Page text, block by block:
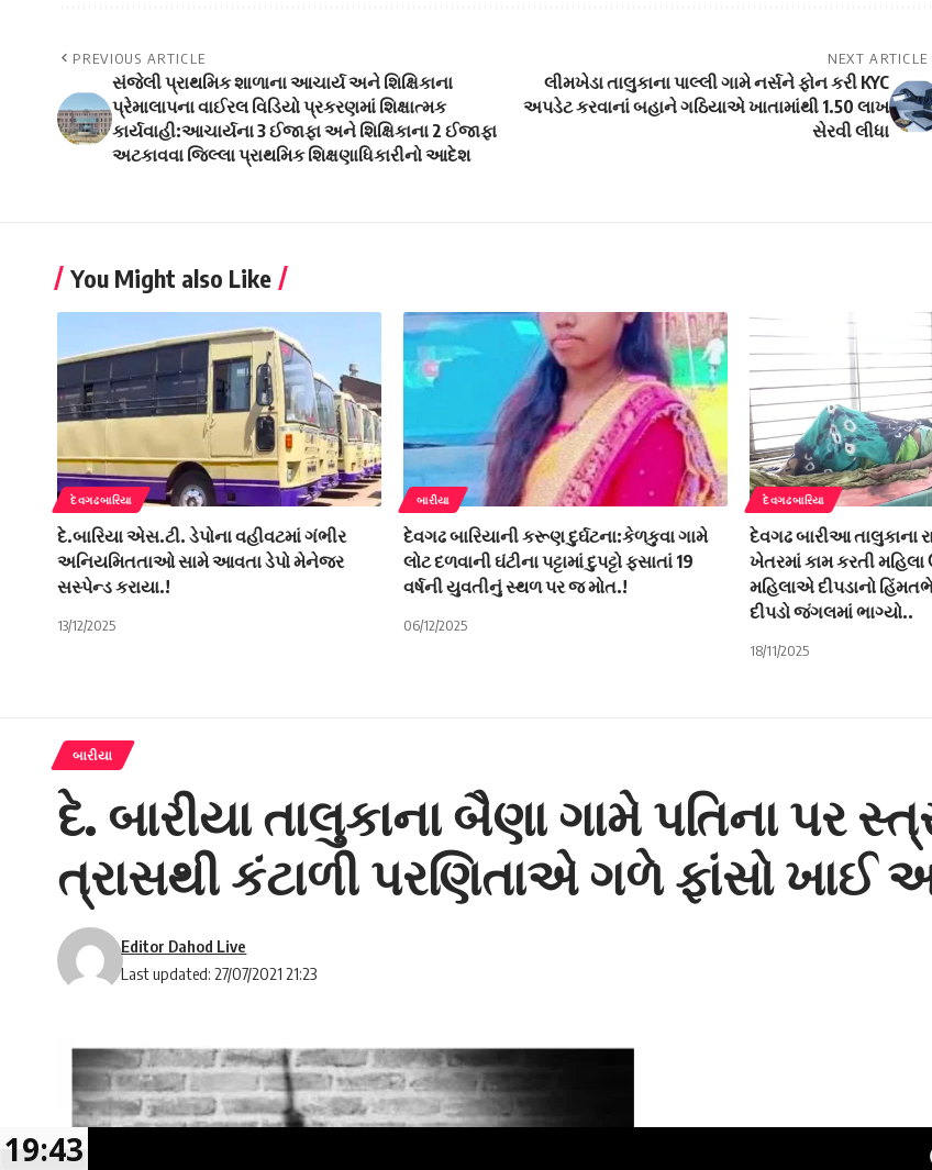
PREVIOUS ARTICLE
સંજેલી પ્રાથમિક શાળાના આચાર્ય અને શિક્ષિકાના
પ્રેમાલાપના વાઈરલ વિડિયો પ્રકરણમાં શિક્ષાત્મક
કાર્યવાહી:આચાર્યના 3 ઈજાફા અને શિક્ષિકાના 2 ઈજાફા
અટકાવવા જિલ્લા પ્રાથમિક શિક્ષણાધિકારીનો આદેશ
NEXT ARTICLE
લીમખેડા તાલુકાના પાલ્લી ગામે નર્સને ફોન કરી KYC
અપડેટ કરવાનાં બહાને ગઠિયાએ ખાતામાંથી 1.50 લાખ
સેરવી લીધા
You Might also Like
દેવગઢબારિયા
દે.બારિયા એસ.ટી. ડેપોના વહીવટમાં ગંભીર
અનિયમિતતાઓ સામે આવતા ડેપો મેનેજર
સસ્પેન્ડ કરાયા.!
13/12/2025
બારીયા
દેવગઢ બારિયાની કરૂણ દુર્ઘટના:કેળકુવા ગામે
લોટ દળવાની ઘંટીના પટ્ટામાં દુપટ્ટો ફસાતાં 19
વર્ષની યુવતીનું સ્થળ પર જ મોત.!
06/12/2025
દેવગઢબારિયા
દેવગઢ બારીઆ તાલુકાના
ખેતરમાં કામ કરતી મહિલા
મહિલાએ દીપડાનો
દીપડો જંગલમાં ભાગ્યો..
18/11/2025
બારીયા
દે. બારીયા તાલુકાના બૈણા ગામે પતિના પર
ત્રાસથી કંટાળી પરણિતાએ ગળે ફાંસો ખાઈ
Last updated: 27/07/2021 21:23
Editor Dahod Live
19:43